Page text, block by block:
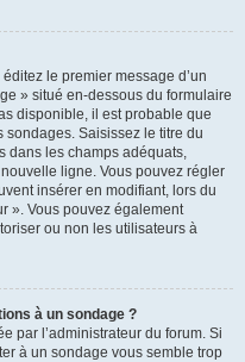
le premier message d’un
» situé en-dessous du formulaire
disponible, il est probable que
sondages. Saisissez le titre du
dans les champs adéquats,
ligne. Vous pouvez régler
insérer en modifiant, lors du
». Vous pouvez également
ou non les utilisateurs à
à un sondage ?
par l’administrateur du forum. Si
à un sondage vous semble trop